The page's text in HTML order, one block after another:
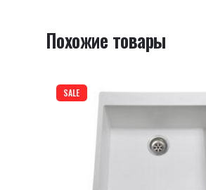
Сохранить моё имя, email и адрес
Похожие товары
SALE